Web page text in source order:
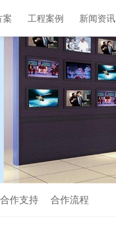
案 工程案例 新闻资讯
合作支持 合作流程